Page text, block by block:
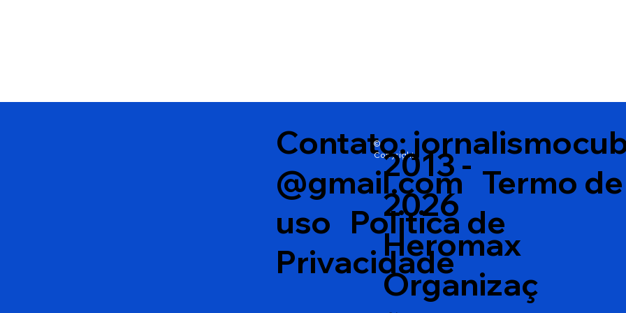
Contato:
@gmail.comTermo de
uso Politica de
Privacidade
©
Copyright
2013 -
2026
Heromax
Organizaç